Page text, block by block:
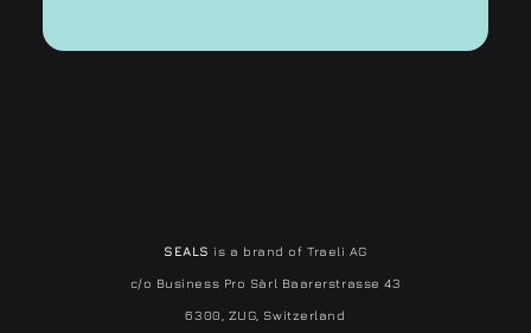
SEALS is a brand of Traeli AG
c/o Business Pro Sàrl Baarerstrasse 43
6300, ZUG, Switzerland